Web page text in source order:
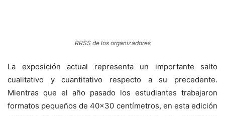
RRSS de los organizadores
​La exposición actual representa un importante salto
cualitativo y cuantitativo respecto a su precedente.
Mientras que el año pasado los estudiantes trabajaron
formatos pequeños de 40×30 centímetros, en esta edición